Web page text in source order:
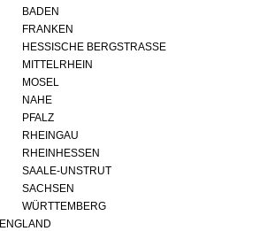
BADEN
FRANKEN
HESSISCHE BERGSTRASSE
MITTELRHEIN
MOSEL
NAHE
PFALZ
RHEINGAU
RHEINHESSEN
SAALE-UNSTRUT
SACHSEN
WÜRTTEMBERG
ENGLAND